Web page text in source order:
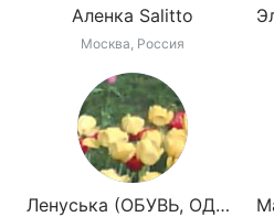
Аленка Sаlittо
Москва, Россия
Ленуська (ОБУВЬ, ОДЕЖДА, СУМКИ)